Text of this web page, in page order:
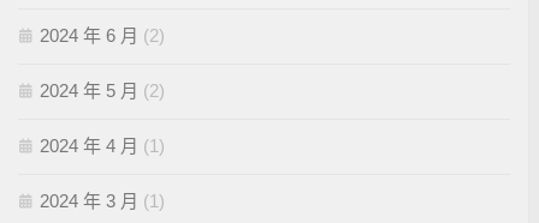
2024 年 6 月 (2)
2024 年 5 月 (2)
2024 年 4 月 (1)
2024 年 3 月 (1)